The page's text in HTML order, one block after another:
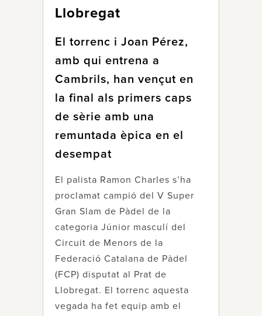
Llobregat
El torrenc i Joan Pérez,
amb qui entrena a
Cambrils, han vençut en
la final als primers caps
de sèrie amb una
remuntada èpica en el
desempat
El palista Ramon Charles s’ha
proclamat campió del V Super
Gran Slam de Pàdel de la
categoria Júnior masculí del
Circuit de Menors de la
Federació Catalana de Pàdel
(FCP) disputat al Prat de
Llobregat. El torrenc aquesta
vegada ha fet equip amb el